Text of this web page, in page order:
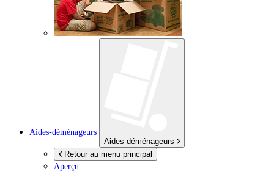
Aides-déménageurs
Aides-déménageurs
Retour au menu principal
Aperçu